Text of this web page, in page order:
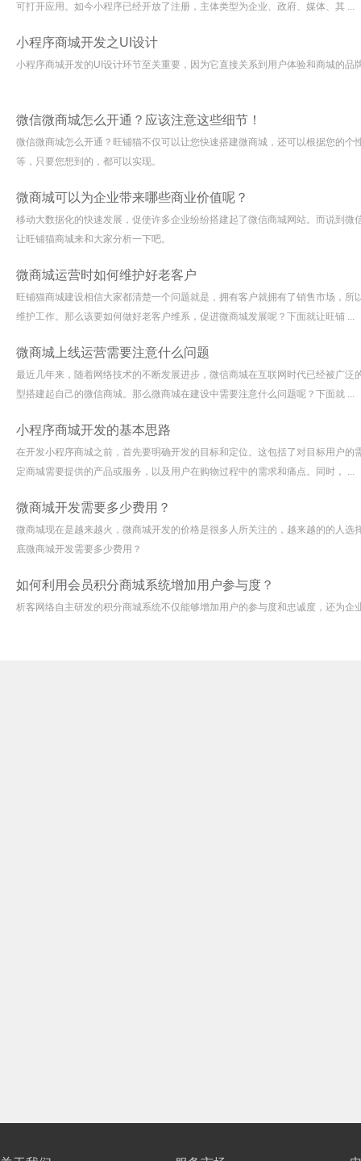
可打开应用。如今小程序已经开放了注册，主体类型为企业、政府、媒体、其 ...
小程序商城开发之UI设计
小程序商城开发的UI设计环节至关重要，因为它直接关系到用户体验和商城的
微信微商城怎么开通？应该注意这些细节！
微信微商城怎么开通？旺铺猫不仅可以让您快速搭建微商城，还可以根据您的
等，只要您想到的，都可以实现。
微商城可以为企业带来哪些商业价值呢？
移动大数据化的快速发展，促使许多企业纷纷搭建起了微信商城网站。而说到
让旺铺猫商城来和大家分析一下吧。
微商城运营时如何维护好老客户
旺铺猫商城建设相信大家都清楚一个问题就是，拥有客户就拥有了销售市场，
维护工作。那么该要如何做好老客户维系，促进微商城发展呢？下面就让旺铺 ...
微商城上线运营需要注意什么问题
最近几年来，随着网络技术的不断发展进步，微信商城在互联网时代已经被广
型搭建起自己的微信商城。那么微商城在建设中需要注意什么问题呢？下面就 ...
小程序商城开发的基本思路
在开发小程序商城之前，首先要明确开发的目标和定位。这包括了对目标用户
定商城需要提供的产品或服务，以及用户在购物过程中的需求和痛点。同时， ...
微商城开发需要多少费用？
微商城现在是越来越火，微商城开发的价格是很多人所关注的，越来越的的人
底微商城开发需要多少费用？
如何利用会员积分商城系统增加用户参与度？
析客网络自主研发的积分商城系统不仅能够增加用户的参与度和忠诚度，还为企